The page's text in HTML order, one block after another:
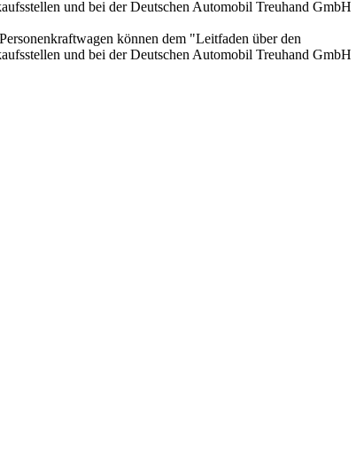
und bei der Deutschen Automobil Treuhand GmbH
können dem "Leitfaden über den
und bei der Deutschen Automobil Treuhand GmbH